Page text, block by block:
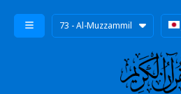
73 - Al-Muzzammil